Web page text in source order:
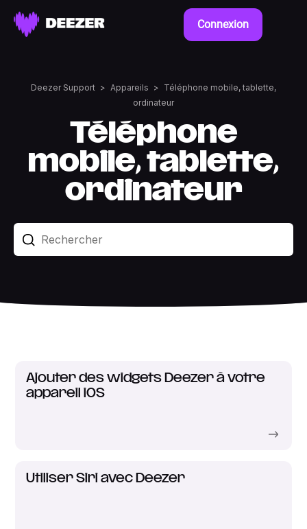
Connexion
Deezer Support Appareils
Téléphone mobile, tablette,
ordinateur
Téléphone
mobile, tablette,
ordinateur
Ajouter des widgets Deezer à votre
appareil iOS
Utiliser Siri avec Deezer